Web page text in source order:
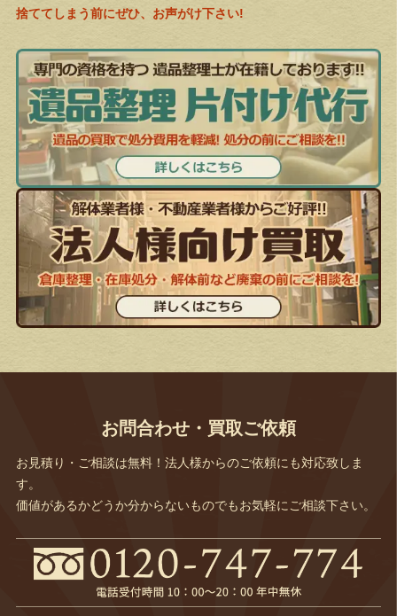
捨ててしまう前にぜひ、お声がけ下さい!
お問合わせ・買取ご依頼
お見積り・ご相談は無料！法人様からのご依頼にも対応致しま
す。
価値があるかどうか分からないものでもお気軽にご相談下さい。